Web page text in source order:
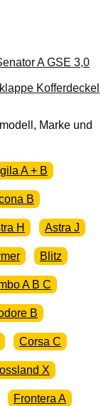
Marke und
A + B
B
H Astra J
Blitz
A B C
B
Corsa C
X
Frontera A